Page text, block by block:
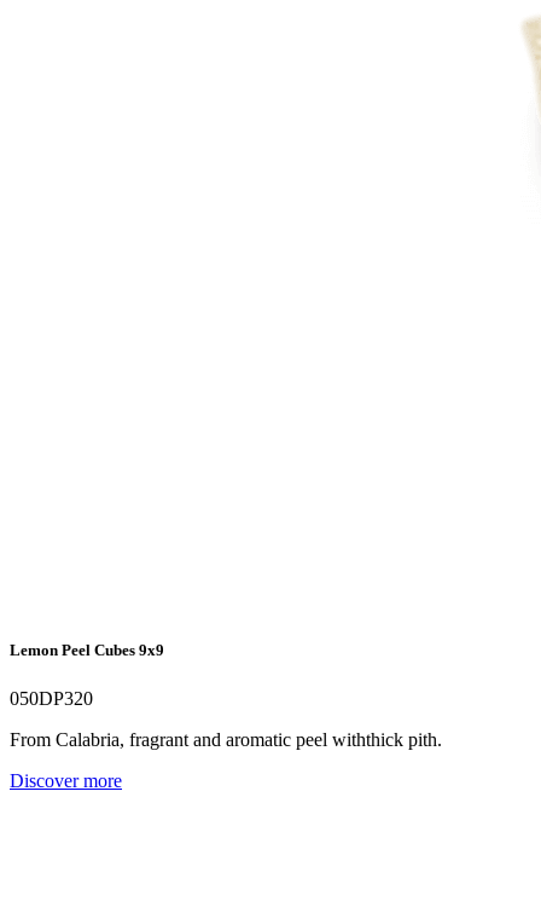
Lemon Peel Cubes 9x9
050DP320
From Calabria, fragrant and aromatic peel withthick pith.
Discover more